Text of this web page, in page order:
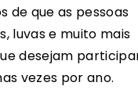
de que as pessoas
luvas e muito mais
desejam
vezes por ano.